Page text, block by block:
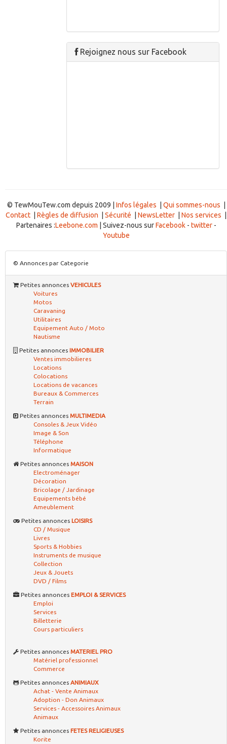
Rejoignez nous sur Facebook
© TewMouTew.com depuis 2009 | Infos légales Qui sommes-nous
Contact
Règles de diffusion Sécurité NewsLetter Nos services
Partenaires :Leebone.com | Suivez-nous surFacebook- twitter-
Youtube
© Annonces par Categorie
Petites annonces VEHICULES
Voitures
Motos
Caravaning
Utilitaires
Equipement Auto / Moto
Nautisme
Petites annonces IMMOBILIER
Ventes immobilieres
Locations
Colocations
Locations de vacances
Bureaux & Commerces
Terrain
Petites annonces MULTIMEDIA
Consoles & Jeux Vidéo
Image & Son
Téléphone
Informatique
Petites annonces MAISON
Electroménager
Décoration
Bricolage / Jardinage
Equipements bébé
Ameublement
Petites annonces LOISIRS
CD / Musique
Livres
Sports & Hobbies
Instruments de musique
Collection
Jeux & Jouets
DVD / Films
Petites annonces EMPLOI & SERVICES
Emploi
Services
Billetterie
Cours particuliers
Petites annonces MATERIEL PRO
Matériel professionnel
Commerce
Petites annonces ANIMIAUX
Achat - Vente Animaux
Adoption - Don Animaux
Services - Accessoires Animaux
Animaux
Petites annonces FETES RELIGIEUSES
Korite